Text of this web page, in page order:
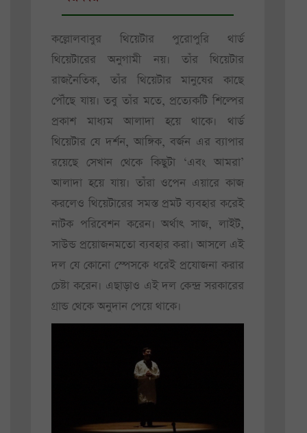
কল্লোলবাবুর থিয়েটার পুরোপুরি থার্ড
থিয়েটারের অনুগামী নয়। তাঁর থিয়েটার
রাজনৈতিক, তাঁর থিয়েটার মানুষের কাছে
পৌঁছে যায়। তবু তাঁর মতে, প্রত্যেকটি শিল্পের
প্রকাশ মাধ্যম আলাদা হয়ে থাকে। থার্ড
থিয়েটার যে দর্শন, আঙ্গিক, বর্জন এর ব্যাপার
রয়েছে সেখান থেকে কিছুটা ‘এবং আমরা’
আলাদা হয়ে যায়। তাঁরা ওপেন এয়ারে কাজ
করলেও থিয়েটারের সমস্ত প্রমট ব্যবহার করেই
নাটক পরিবেশন করেন। অর্থাৎ সাজ, লাইট,
সাউন্ড প্রয়োজনমতো ব্যবহার করা। আসলে এই
দল যে কোনো স্পেসকে ধরেই প্রযোজনা করার
চেষ্টা করেন। এছাড়াও এই দল কেন্দ্র সরকারের
গ্রান্ড থেকে অনুদান পেয়ে থাকে।